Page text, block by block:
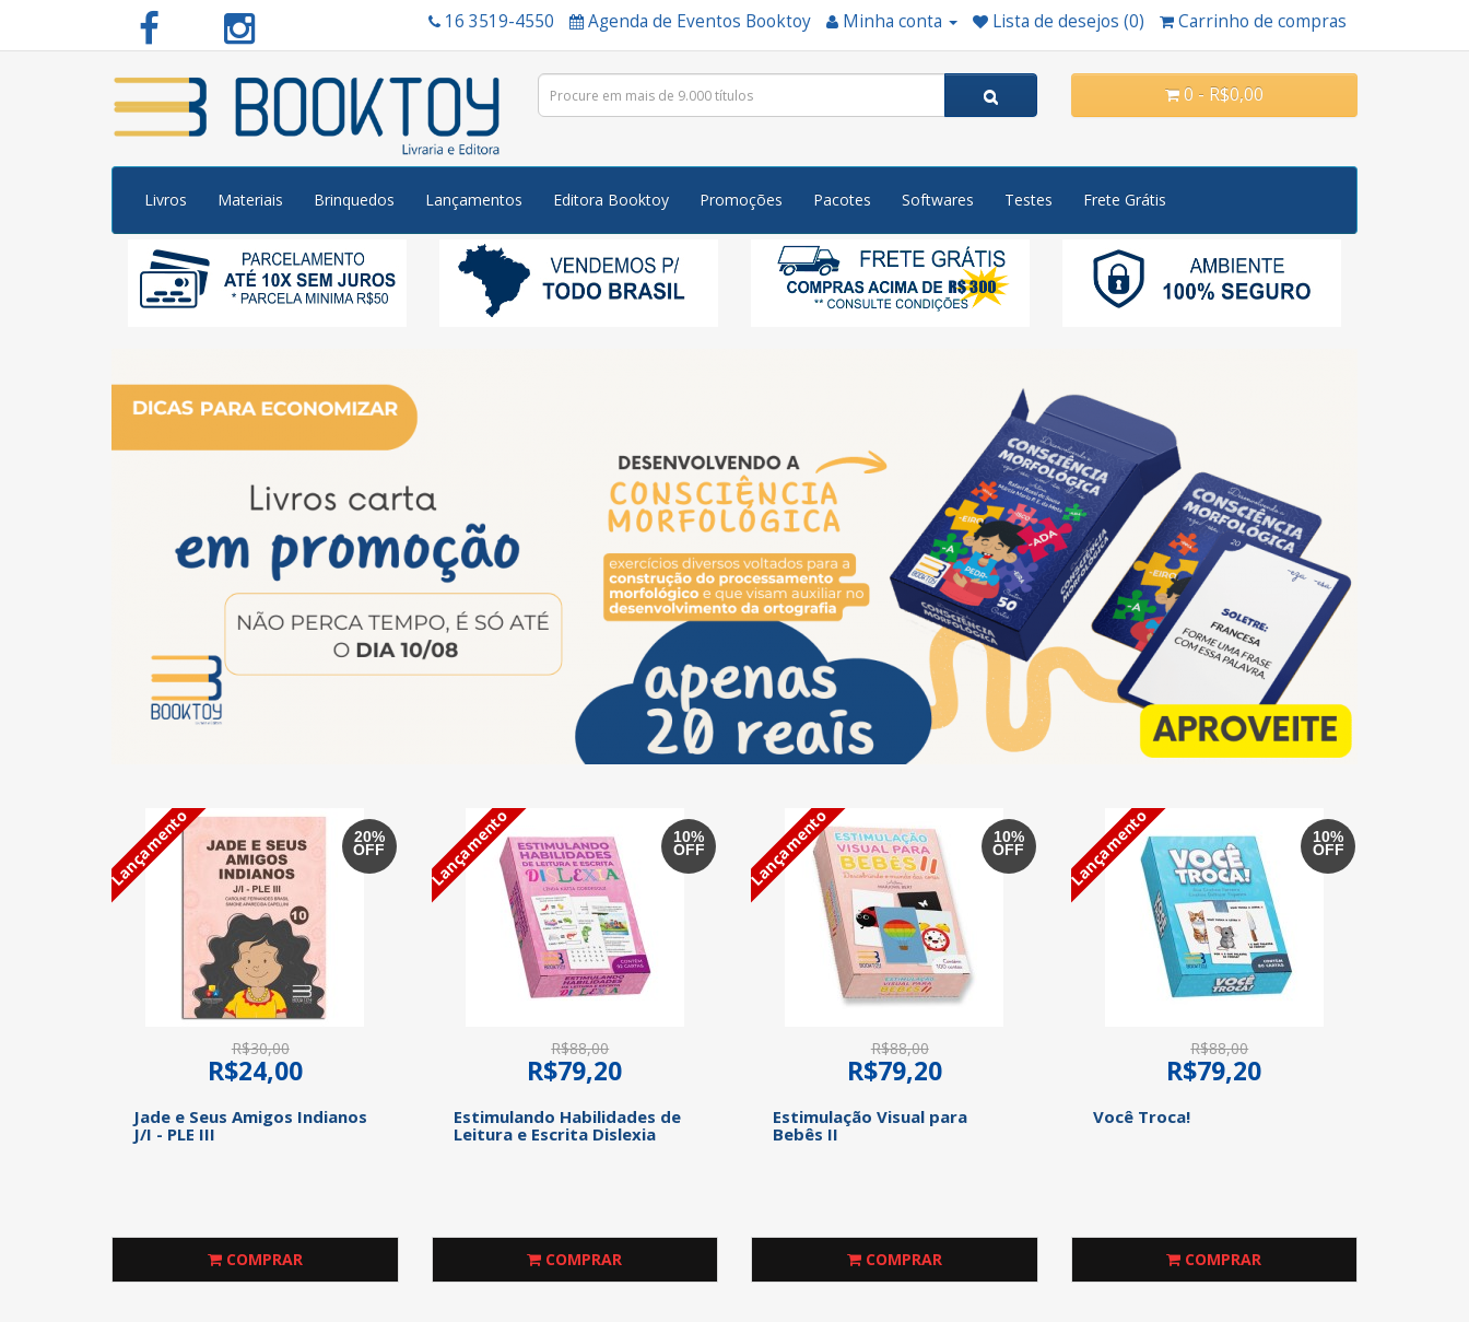
16 3519-4550 Agenda de Eventos Booktoy Minha conta Lista de desejos (0) Carrinho de compras
0 - R$0,00
Livros Materiais Brinquedos Lançamentos Editora Booktoy Promoções Pacotes Softwares Testes Frete Grátis
20%
OFF
Lançamento
R$30,00
R$24,00
Jade e Seus Amigos Indianos
J/I - PLE III
COMPRAR
10%
OFF
Lançamento
R$88,00
R$79,20
Estimulando Habilidades de
Leitura e Escrita Dislexia
COMPRAR
10%
OFF
Lançamento
R$88,00
R$79,20
Estimulação Visual para
Bebês II
COMPRAR
10%
OFF
Lançamento
R$88,00
R$79,20
Você Troca!
COMPRAR